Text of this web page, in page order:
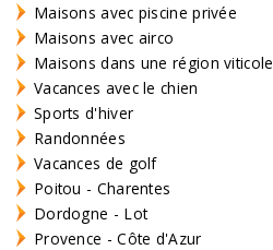
Maisons avec piscine privée
Maisons avec airco
Maisons dans une région viticole
Vacances avec le chien
Sports d'hiver
Randonnées
Vacances de golf
Poitou - Charentes
Dordogne - Lot
Provence - Côte d'Azur